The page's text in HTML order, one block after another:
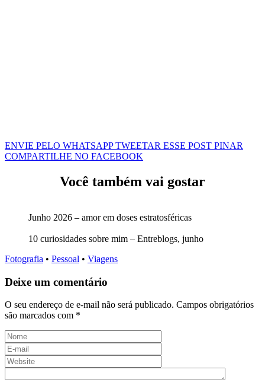
ENVIE PELO WHATSAPPTWEETAR ESSE POST PINAR
COMPARTILHE NO FACEBOOK
Você também vai gostar
Junho 2026 – amor em doses estratosféricas
10 curiosidades sobre mim – Entreblogs, junho
Fotografia • Pessoal • Viagens
Deixe um comentário
O seu endereço de e-mail não será publicado. Campos obrigatórios
são marcados com *